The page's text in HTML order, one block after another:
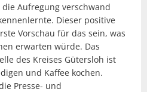
Aufregung verschwand
Dieser positive
Vorschau für das sein, was
erwarten würde. Das
des Kreises Gütersloh ist
und Kaffee kochen.
Presse- und